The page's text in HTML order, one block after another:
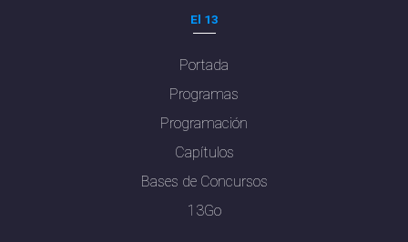
El 13
Portada
Programas
Programación
Capítulos
Bases de Concursos
13Go